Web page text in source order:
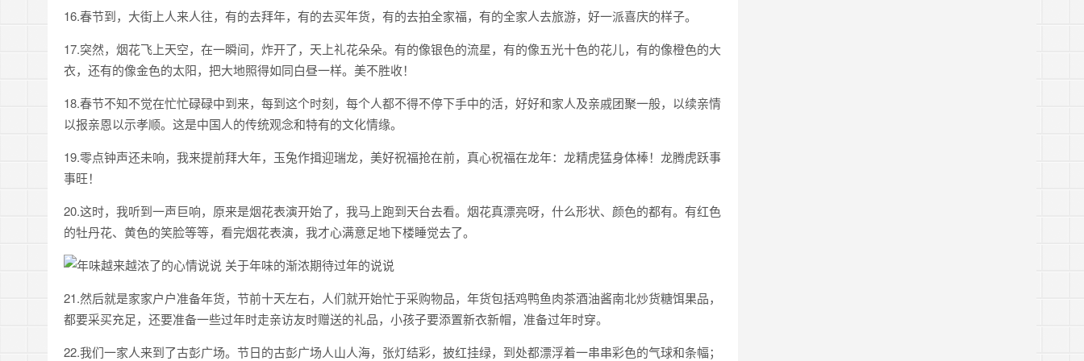
16.春节到，大街上人来人往，有的去拜年，有的去买年货，有的去拍全家福，有的全家人去旅游，好一派喜庆的样子。
17.突然，烟花飞上天空，在一瞬间，炸开了，天上礼花朵朵。有的像银色的流星，有的像五光十色的花儿，有的像橙色的大
衣，还有的像金色的太阳，把大地照得如同白昼一样。美不胜收！
18.春节不知不觉在忙忙碌碌中到来，每到这个时刻，每个人都不得不停下手中的活，好好和家人及亲戚团聚一般，以续亲情
以报亲恩以示孝顺。这是中国人的传统观念和特有的文化情缘。
19.零点钟声还未响，我来提前拜大年，玉兔作揖迎瑞龙，美好祝福抢在前，真心祝福在龙年：龙精虎猛身体棒！龙腾虎跃事
事旺！
20.这时，我听到一声巨响，原来是烟花表演开始了，我马上跑到天台去看。烟花真漂亮呀，什么形状、颜色的都有。有红色
的牡丹花、黄色的笑脸等等，看完烟花表演，我才心满意足地下楼睡觉去了。
21.然后就是家家户户准备年货，节前十天左右，人们就开始忙于采购物品，年货包括鸡鸭鱼肉茶酒油酱南北炒货糖饵果品，
都要采买充足，还要准备一些过年时走亲访友时赠送的礼品，小孩子要添置新衣新帽，准备过年时穿。
22.我们一家人来到了古彭广场。节日的古彭广场人山人海，张灯结彩，披红挂绿，到处都漂浮着一串串彩色的气球和条幅；